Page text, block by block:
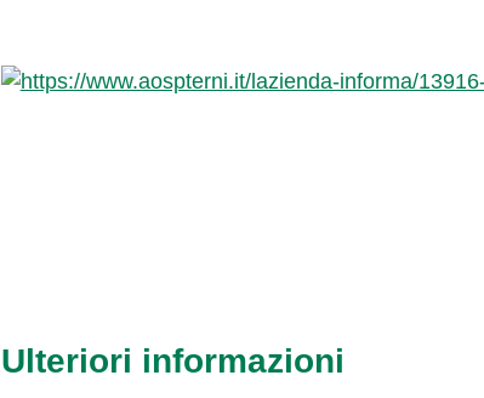
Ulteriori informazioni